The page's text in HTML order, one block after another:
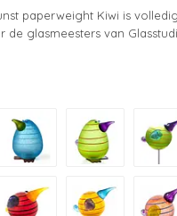
paperweight Kiwi is
glasmeesters van